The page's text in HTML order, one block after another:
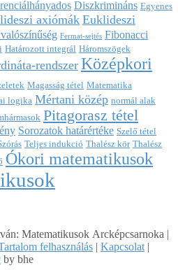
Diszkrimináns Egyenes
axiómák Euklideszi
Fermat-sejtés Fibonacci
Határozott integrál Háromszögek
rendszer Középkori
Magasság tétel Matematika
logika Mértani közép normál alak
Pitagorasz tétel
Sorozatok határértéke Szelő tétel
Teljes indukció Thalész kör Thalész
Ókori matematikusok
Matematikusok Arcképcsarnoka |
felhasználás | Kapcsolat |
by bhe